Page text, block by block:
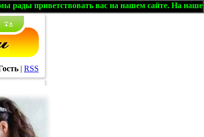
вас на нашем сайте. На нашем
| RSS